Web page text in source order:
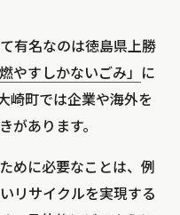
有名なのは徳島県上勝
やすしかないごみ」
に
崎町では企業や海外を
あります。
めに必要なことは、例
リサイクルを実現する